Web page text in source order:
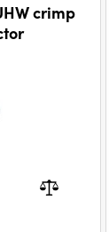
crimp